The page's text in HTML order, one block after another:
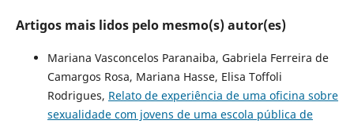
Artigos mais lidos pelo mesmo(s) autor(es)
Mariana Vasconcelos Paranaiba, Gabriela Ferreira de
Camargos Rosa, Mariana Hasse, Elisa Toffoli
Rodrigues, Relato de experiência de uma oficina sobre
sexualidade com jovens de uma escola pública de